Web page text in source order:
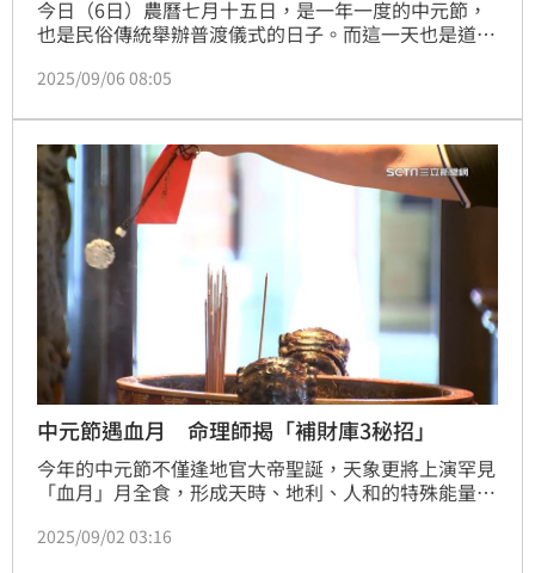
今日（6日）農曆七月十五日，是一年一度的中元節，
也是民俗傳統舉辦普渡儀式的日子。而這一天也是道教
出，中元節除了普渡祭祀之外，也是「補財庫」的好時
2025/09/06 08:05
中元節遇血月 命理師揭「補財庫3秘招」
今年的中元節不僅逢地官大帝聖誕，天象更將上演罕見
「血月」月全食，形成天時、地利、人和的特殊能量交
的關鍵轉捩點，若能掌握正確參拜時間與方式，搭配三
2025/09/02 03:16